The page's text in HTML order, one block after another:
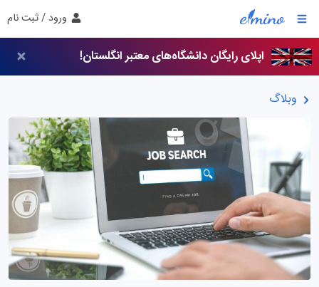
ورود / ثبت نام
اپلای رایگان دانشگاه‌های معتبر انگلستان!
وبلاگ